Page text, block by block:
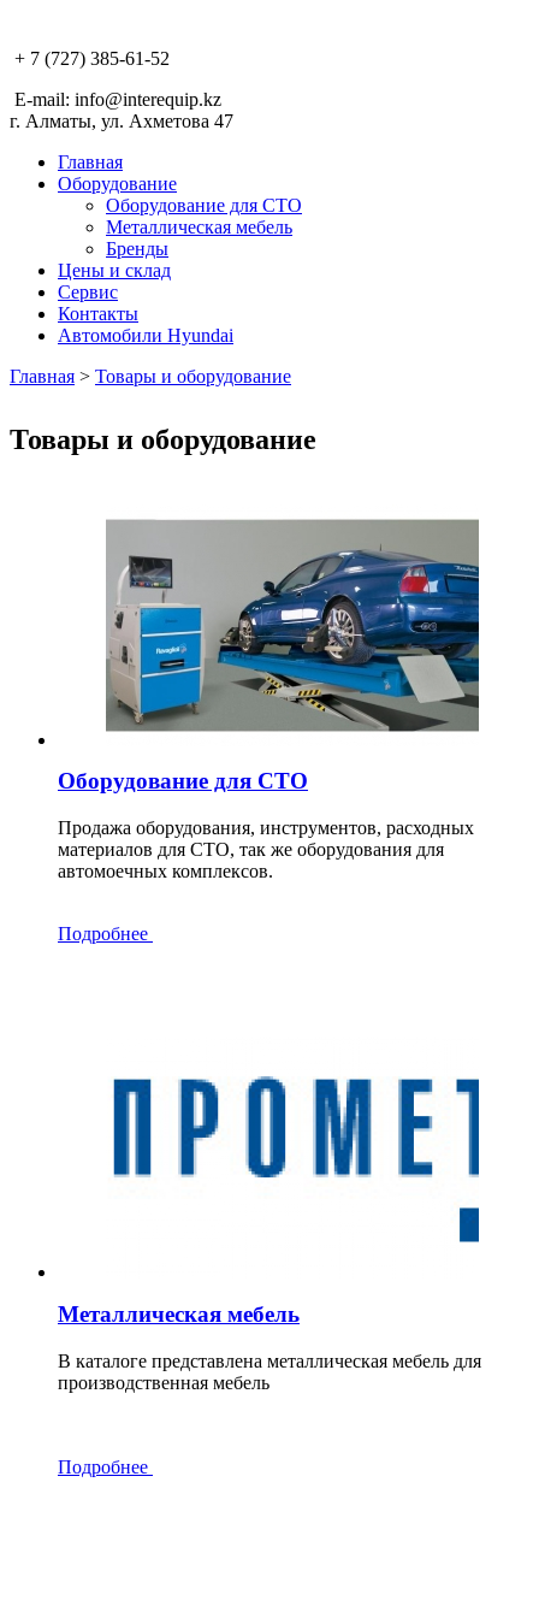
+ 7 (727) 385-61-52
E-mail: info@interequip.kz
г. Алматы, ул. Ахметова 47
Главная
Оборудование
Оборудование для СТО
Металлическая мебель
Бренды
Цены и склад
Сервис
Контакты
Автомобили Hyundai
Главная > Товары и оборудование
Товары и оборудование
Оборудование для СТО
Продажа оборудования, инструментов, расходных
материалов для СТО, так же оборудования для
автомоечных комплексов.
Подробнее
Металлическая мебель
В каталоге представлена металлическая мебель для
производственная мебель
Подробнее